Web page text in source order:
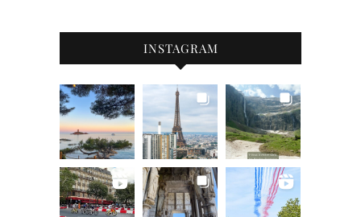
INSTAGRAM